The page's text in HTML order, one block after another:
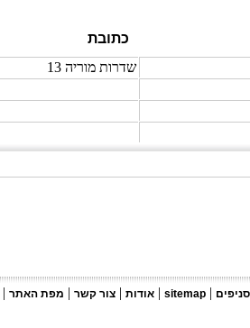
כתובת
שדרות מוריה 13
אודות | צור קשר | מפת האתר | | sitemap | סניפים